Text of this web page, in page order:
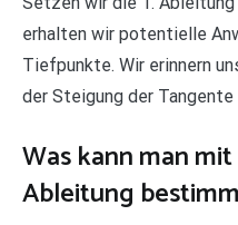
erhalten wir potentielle
Tiefpunkte. Wir erinnern
der Steigung der
Was kann man
Ableitung